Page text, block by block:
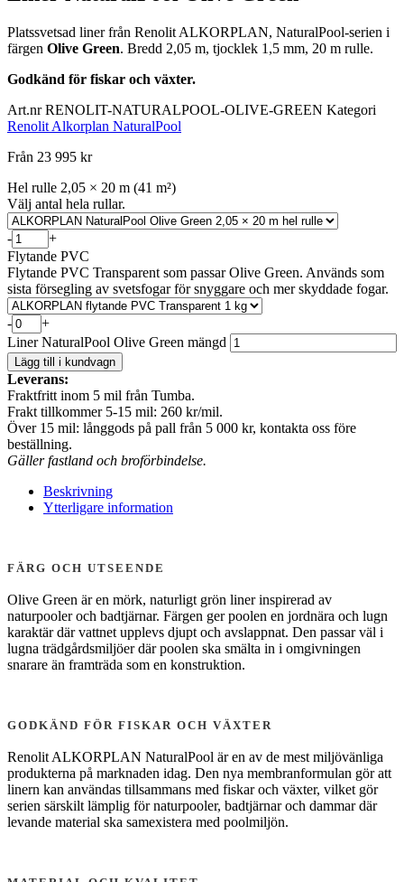
Platssvetsad liner från Renolit ALKORPLAN, NaturalPool-serien i
färgen Olive Green. Bredd 2,05 m, tjocklek 1,5 mm, 20 m rulle.
Godkänd för fiskar och växter.
Art.nrRENOLIT-NATURALPOOL-OLIVE-GREEN Kategori
Renolit Alkorplan NaturalPool
Från 23 995 kr
Hel rulle 2,05 × 20 m (41 m²)
Välj antal hela rullar.
-
+
Flytande PVC
Flytande PVC Transparent som passar Olive Green. Används som
sista försegling av svetsfogar för snyggare och mer skyddade fogar.
-
+
Liner NaturalPool Olive Green mängd
Lägg till i kundvagn
Leverans:
Fraktfritt inom 5 mil från Tumba.
Frakt tillkommer 5-15 mil: 260 kr/mil.
Över 15 mil: långgods på pall från 5 000 kr, kontakta oss före
beställning.
Gäller fastland och broförbindelse.
Beskrivning
Ytterligare information
FÄRG OCH UTSEENDE
Olive Green är en mörk, naturligt grön liner inspirerad av
naturpooler och badtjärnar. Färgen ger poolen en jordnära och lugn
karaktär där vattnet upplevs djupt och avslappnat. Den passar väl i
lugna trädgårdsmiljöer där poolen ska smälta in i omgivningen
snarare än framträda som en konstruktion.
GODKÄND FÖR FISKAR OCH VÄXTER
Renolit ALKORPLAN NaturalPool är en av de mest miljövänliga
produkterna på marknaden idag. Den nya membranformulan gör att
linern kan användas tillsammans med fiskar och växter, vilket gör
serien särskilt lämplig för naturpooler, badtjärnar och dammar där
levande material ska samexistera med poolmiljön.